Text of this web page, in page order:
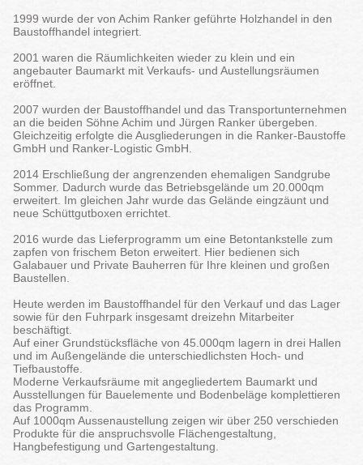
1999 wurde der von Achim Ranker geführte Holzhandel in den
Baustoffhandel integriert.
2001 waren die Räumlichkeiten wieder zu klein und ein
angebauter Baumarkt mit Verkaufs- und Austellungsräumen
eröffnet.
2007 wurden der Baustoffhandel und das Transportunternehmen
an die beiden Söhne Achim und Jürgen Ranker übergeben.
Gleichzeitig erfolgte die Ausgliederungen in die Ranker-Baustoffe
GmbH und Ranker-Logistic GmbH.
2014 Erschließung der angrenzenden ehemaligen Sandgrube
Sommer. Dadurch wurde das Betriebsgelände um 20.000qm
erweitert. Im gleichen Jahr wurde das Gelände eingzäunt und
neue Schüttgutboxen errichtet.
2016 wurde das Lieferprogramm um eine Betontankstelle zum
zapfen von frischem Beton erweitert. Hier bedienen sich
Galabauer und Private Bauherren für Ihre kleinen und großen
Baustellen.
Heute werden im Baustoffhandel für den Verkauf und das Lager
sowie für den Fuhrpark insgesamt dreizehn Mitarbeiter
beschäftigt.
Auf einer Grundstücksfläche von 45.000qm lagern in drei Hallen
und im Außengelände die unterschiedlichsten Hoch- und
Tiefbaustoffe.
Moderne Verkaufsräume mit angegliedertem Baumarkt und
Ausstellungen für Bauelemente und Bodenbeläge komplettieren
das Programm.
Auf 1000qm Aussenaustellung zeigen wir über 250 verschieden
Produkte für die anspruchsvolle Flächengestaltung,
Hangbefestigung und Gartengestaltung.